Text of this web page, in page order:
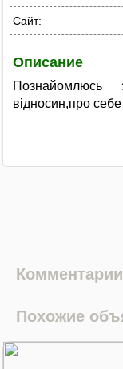
Сайт:
Описание
відносин,про
Похожие